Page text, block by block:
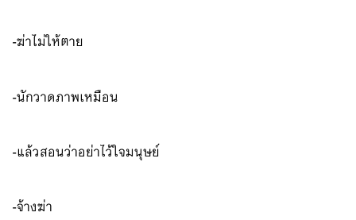
-ฆ่าไม่ให้ตาย
-นักวาดภาพเหมือน
-แล้วสอนว่าอย่าไว้ใจมนุษย์
-จ้างฆ่า